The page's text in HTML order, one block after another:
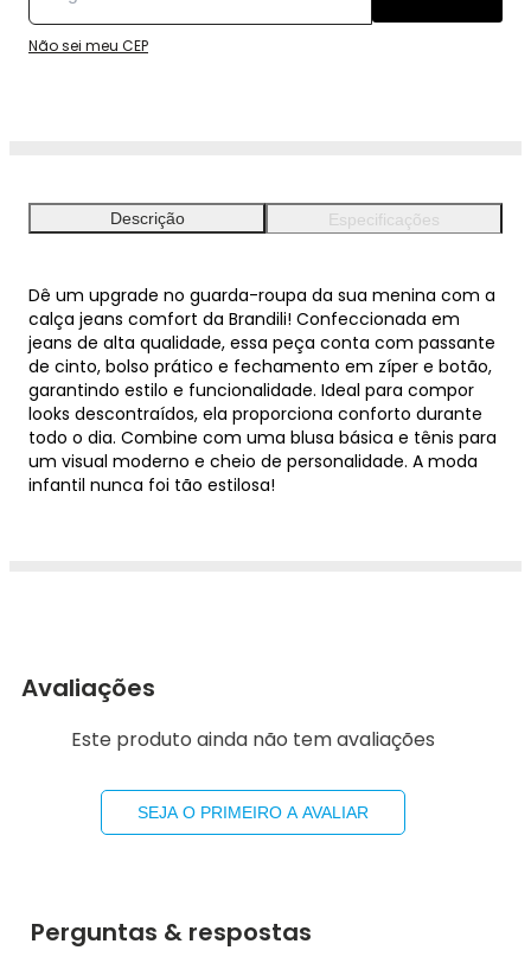
Não sei meu CEP
Descrição Especificações
Dê um upgrade no guarda-roupa da sua menina com a
calça jeans comfort da Brandili! Confeccionada em
jeans de alta qualidade, essa peça conta com passante
de cinto, bolso prático e fechamento em zíper e botão,
garantindo estilo e funcionalidade. Ideal para compor
looks descontraídos, ela proporciona conforto durante
todo o dia. Combine com uma blusa básica e tênis para
um visual moderno e cheio de personalidade. A moda
infantil nunca foi tão estilosa!
Avaliações
Este produto ainda não tem avaliações
SEJA O PRIMEIRO A AVALIAR
Perguntas & respostas